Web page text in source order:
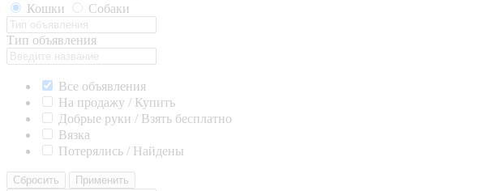
Кошки
Собаки
Тип объявления
Все объявления
На продажу / Купить
Добрые руки / Взять бесплатно
Вязка
Потерялись / Найдены
Сбросить Применить